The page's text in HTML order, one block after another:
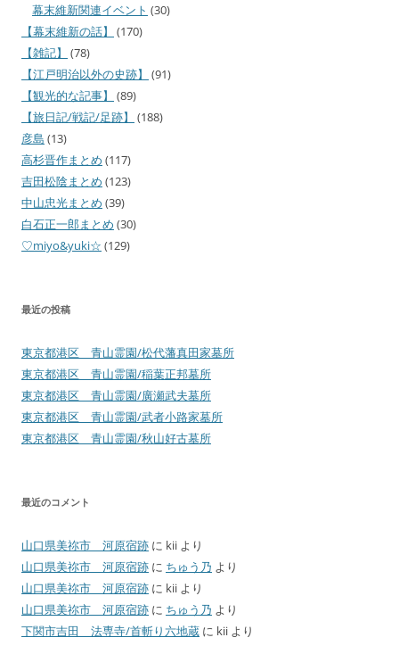
幕末維新関連イベント (30)
【幕末維新の話】
(170)
【雑記】
(78)
【江戸明治以外の史跡】
(91)
【観光的な記事】
(89)
【旅日記/戦記/足跡】
(188)
彦島 (13)
高杉晋作まとめ (117)
吉田松陰まとめ (123)
中山忠光まとめ (39)
白石正一郎まとめ (30)
♡miyo&yuki☆ (129)
最近の投稿
東京都港区 青山霊園/松代藩真田家墓所
東京都港区 青山霊園/稲葉正邦墓所
東京都港区 青山霊園/廣瀬武夫墓所
東京都港区 青山霊園/武者小路家墓所
東京都港区 青山霊園/秋山好古墓所
最近のコメント
山口県美祢市 河原宿跡 に kii より
山口県美祢市 河原宿跡 に ちゅう乃 より
山口県美祢市 河原宿跡 に kii より
山口県美祢市 河原宿跡 に ちゅう乃 より
下関市吉田 法専寺/首斬り六地蔵 に kii より